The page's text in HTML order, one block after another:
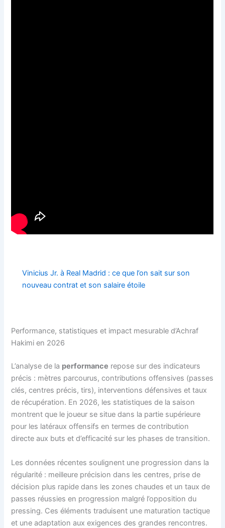
Vinicius Jr. à Real Madrid : ce que l’on sait sur son
nouveau contrat et son salaire étoile
Performance, statistiques et impact mesurable d’Achraf
Hakimi en 2026
L’analyse de la performance repose sur des indicateurs
précis : mètres parcourus, contributions offensives (passes
clés, centres précis, tirs), interventions défensives et taux
de récupération. En 2026, les statistiques de la saison
montrent que le joueur se situe dans la partie supérieure
pour les latéraux offensifs en termes de contribution
directe aux buts et d’efficacité sur les phases de transition.
Les données récentes soulignent une progression dans la
régularité : meilleure précision dans les centres, prise de
décision plus rapide dans les zones chaudes et un taux de
passes réussies en progression malgré l’opposition du
pressing. Ces éléments traduisent une maturation tactique
et une adaptation aux exigences des grandes rencontres.